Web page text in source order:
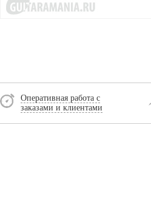
Оперативная работа с
заказами и клиентами